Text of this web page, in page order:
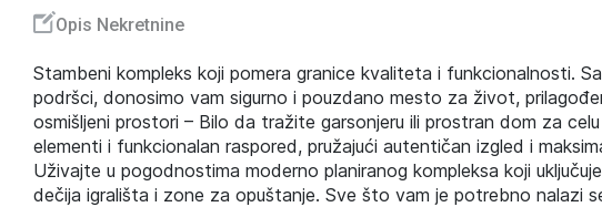
Opis Nekretnine
Stambeni kompleks koji pomera granice kvaliteta i funkcionalnosti.
podršci, donosimo vam sigurno i pouzdano mesto za život,
osmišljeni prostori – Bilo da tražite garsonjeru ili prostran dom za
elementi i funkcionalan raspored, pružajući autentičan izgled i
Uživajte u pogodnostima moderno planiranog kompleksa koji
dečija igrališta i zone za opuštanje. Sve što vam je potrebno nalazi